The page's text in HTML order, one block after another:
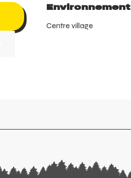
Environnement
Environnement
Centre village